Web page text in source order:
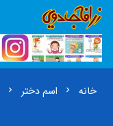
خانه chevron_right اسم دختر chevron_right